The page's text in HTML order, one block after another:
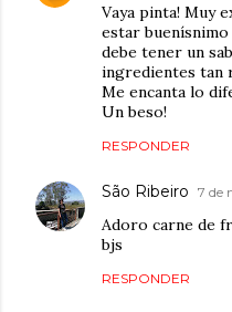
Vaya pinta! Muy
estar buenísnimo
debe tener un
ingredientes tan
Me encanta lo
Un beso!
RESPONDER
São Ribeiro 7 de
Adoro carne de
bjs
RESPONDER